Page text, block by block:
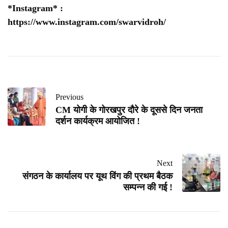
*Instagram* :
https://www.instagram.com/swarvidroh/
Previous
CM योगी के गोरखपुर दौरे के दूससे दिन जनता
दर्शन कार्यक्रम आयोजित !
Next
संगठन के कार्यालय पर यूथ विंग की प्रथम बैठक
सम्पन्न की गई !